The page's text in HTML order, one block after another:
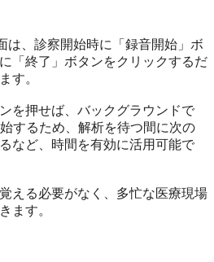
は、診察開始時に「録音開始」ボ
「終了」ボタンをクリックするだ
す。
を押せば、バックグラウンドで
するため、解析を待つ間に次の
など、時間を有効に活用可能で
える必要がなく、多忙な医療現場
ます。